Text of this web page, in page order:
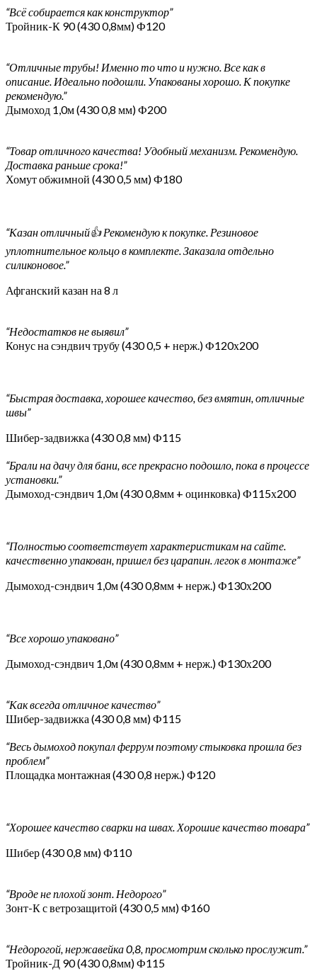
“Всё собирается как конструктор”
Тройник-К 90 (430 0,8мм) Ф120
“Отличные трубы! Именно то что и нужно. Все как в
описание. Идеально подошли. Упакованы хорошо. К покупке
рекомендую.”
Дымоход 1,0м (430 0,8 мм) Ф200
“Товар отличного качества! Удобный механизм. Рекомендую.
Доставка раньше срока!”
Хомут обжимной (430 0,5 мм) Ф180
“Казан отличный👍 Рекомендую к покупке. Резиновое
уплотнительное кольцо в комплекте. Заказала отдельно
силиконовое.”
Афганский казан на 8 л
“Недостатков не выявил”
Конус на сэндвич трубу (430 0,5 + нерж.) Ф120х200
“Быстрая доставка, хорошее качество, без вмятин, отличные
швы”
Шибер-задвижка (430 0,8 мм) Ф115
“Брали на дачу для бани, все прекрасно подошло, пока в процессе
установки.”
Дымоход-сэндвич 1,0м (430 0,8мм + оцинковка) Ф115х200
“Полностью соответствует характеристикам на сайте.
качественно упакован, пришел без царапин. легок в монтаже”
Дымоход-сэндвич 1,0м (430 0,8мм + нерж.) Ф130х200
“Все хорошо упаковано”
Дымоход-сэндвич 1,0м (430 0,8мм + нерж.) Ф130х200
“Как всегда отличное качество”
Шибер-задвижка (430 0,8 мм) Ф115
“Весь дымоход покупал феррум поэтому стыковка прошла без
проблем”
Площадка монтажная (430 0,8 нерж.) Ф120
“Хорошее качество сварки на швах. Хорошие качество товара”
Шибер (430 0,8 мм) Ф110
“Вроде не плохой зонт. Недорого”
Зонт-К с ветрозащитой (430 0,5 мм) Ф160
“Недорогой, нержавейка 0,8, просмотрим сколько прослужит.”
Тройник-Д 90 (430 0,8мм) Ф115